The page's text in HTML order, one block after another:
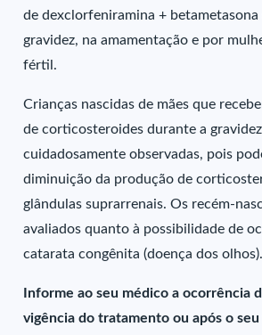
de dexclorfeniramina + betametasona
gravidez, na amamentação e por
fértil.
Crianças nascidas de mães que
de corticosteroides durante a
cuidadosamente observadas, pois
diminuição da produção de
glândulas suprarrenais. Os recém-
avaliados quanto à possibilidade de
catarata congênita (doença dos olhos).
Informe ao seu médico a ocorrência
vigência do tratamento ou após o